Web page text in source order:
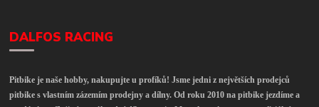
DALFOS RACING
Pitbike je naše hobby, nakupujte u profíků! Jsme jedni z největších prodejců
pitbike s vlastním zázemím prodejny a dílny. Od roku 2010 na pitbike jezdíme a